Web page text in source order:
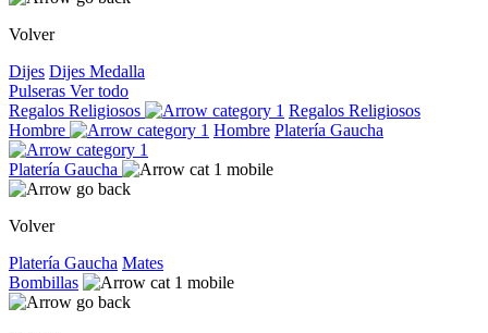
Volver
Dijes Dijes Medalla
Pulseras Ver todo
Regalos Religiosos
Regalos Religiosos
Hombre
Hombre Platería Gaucha
Platería Gaucha
Volver
Platería Gaucha Mates
Bombillas